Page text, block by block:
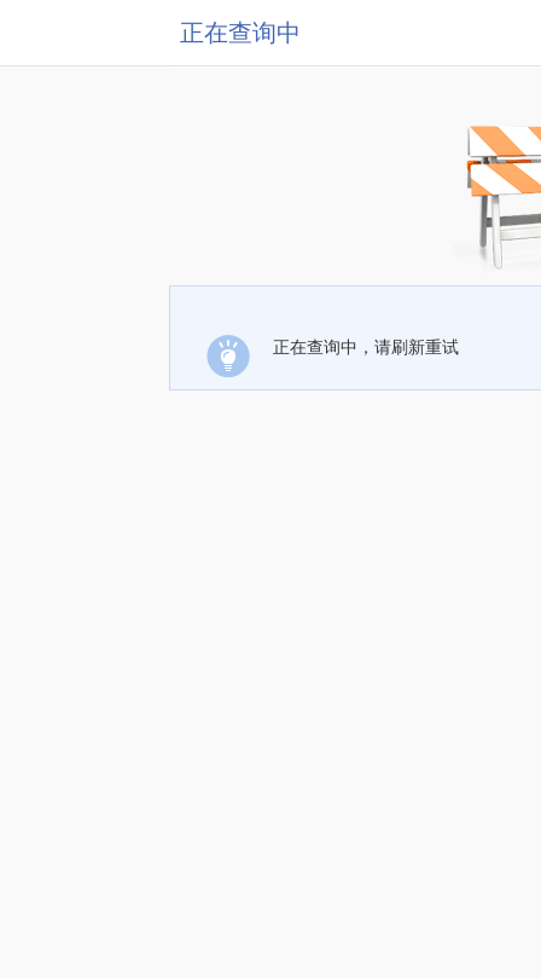
正在查询中
正在查询中，请刷新重试